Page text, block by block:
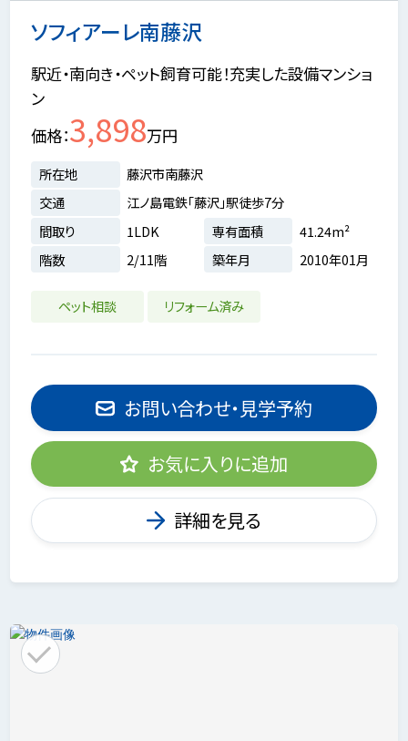
ソフィアーレ南藤沢
駅近・南向き・ペット飼育可能！充実した設備マンショ
ン
価格 3,898万円
所在地
藤沢市南藤沢
交通
江ノ島電鉄「藤沢」駅徒歩7分
間取り
1LDK 専有面積
41.24m²
階数
2/11階 築年月 2010年01月
ペット相談 リフォーム済み
お問い合わせ・見学予約
お気に入りに追加
詳細を見る